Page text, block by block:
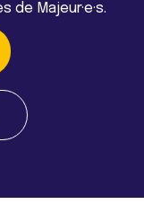
Majeur·e·s.